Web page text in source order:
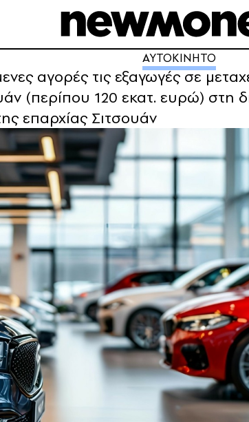
ΑΥΤΟΚΙΝΗΤΟ
αγορές τις εξαγωγές σε
(περίπου 120 εκατ. ευρώ) στη
επαρχίας Σιτσουάν